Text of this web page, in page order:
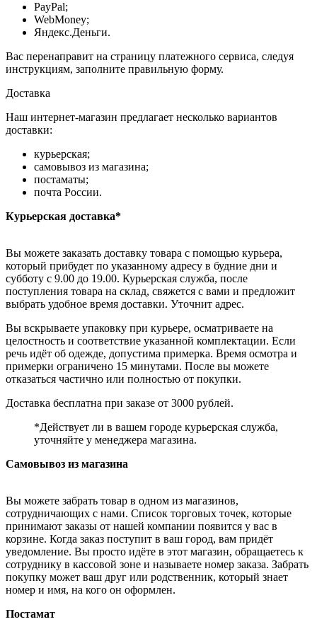
PayPal;
WebMoney;
Яндекс.Деньги.
Вас перенаправит на страницу платежного сервиса, следуя
инструкциям, заполните правильную форму.
Доставка
Наш интернет-магазин предлагает несколько вариантов
доставки:
курьерская;
самовывоз из магазина;
постаматы;
почта России.
Курьерская доставка*
Вы можете заказать доставку товара с помощью курьера,
который прибудет по указанному адресу в будние дни и
субботу с 9.00 до 19.00. Курьерская служба, после
поступления товара на склад, свяжется с вами и предложит
выбрать удобное время доставки. Уточнит адрес.
Вы вскрываете упаковку при курьере, осматриваете на
целостность и соответствие указанной комплектации. Если
речь идёт об одежде, допустима примерка. Время осмотра и
примерки ограничено 15 минутами. После вы можете
отказаться частично или полностью от покупки.
Доставка бесплатна при заказе от 3000 рублей.
*Действует ли в вашем городе курьерская служба,
уточняйте у менеджера магазина.
Самовывоз из магазина
Вы можете забрать товар в одном из магазинов,
сотрудничающих с нами. Список торговых точек, которые
принимают заказы от нашей компании появится у вас в
корзине. Когда заказ поступит в ваш город, вам придёт
уведомление. Вы просто идёте в этот магазин, обращаетесь к
сотруднику в кассовой зоне и называете номер заказа. Забрать
покупку может ваш друг или родственник, который знает
номер и имя, на кого он оформлен.
Постамат